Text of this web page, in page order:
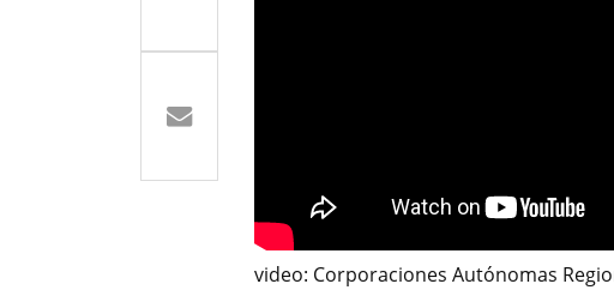
video: Corporaciones Autónomas